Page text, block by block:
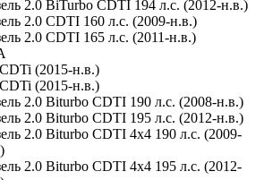
2.0 BiTurbo CDTI 194 л.с. (2012-н.в.)
2.0 CDTI 160 л.с. (2009-н.в.)
2.0 CDTI 165 л.с. (2011-н.в.)
(2015-н.в.)
(2015-н.в.)
2.0 Biturbo CDTI 190 л.с. (2008-н.в.)
2.0 Biturbo CDTI 195 л.с. (2012-н.в.)
2.0 Biturbo CDTI 4x4 190 л.с. (2009-
2.0 Biturbo CDTI 4x4 195 л.с. (2012-